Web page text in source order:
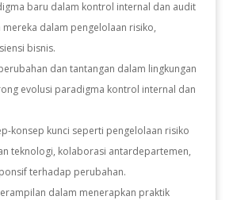
baru dalam kontrol internal dan audit
dalam pengelolaan risiko,
bisnis.
dan tantangan dalam lingkungan
evolusi paradigma kontrol internal dan
konsep kunci seperti pengelolaan risiko
teknologi, kolaborasi antardepartemen,
terhadap perubahan.
dalam menerapkan praktik